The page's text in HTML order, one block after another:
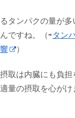
タンパクの量が
ですね。（⇨タン
）
取は内臓にも負
量の摂取を心がけ